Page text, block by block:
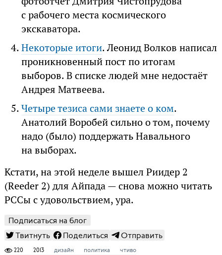
с рабочего места космического
экскаватора.
Некоторые итоги. Леонид Волков написал
проникновенный пост по итогам
выборов. В списке людей мне недостаёт
Андрея Матвеева.
Четыре тезиса сами знаете о ком.
Анатолий Воробей сильно о том, почему
надо (было) поддержать Навального
на выборах.
Кстати, на этой неделе вышел Риидер 2
(Reeder 2) для Айпада — снова можно читать
РССы с удовольствием, ура.
Подписаться на блог
Твитнуть
Поделиться Отправить
220 2013 дизайн политика чтиво